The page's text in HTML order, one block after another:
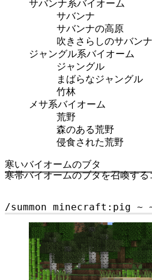
サバンナ系バイオーム
サバンナ
サバンナの高原
吹きさらしのサバンナ
ジャングル系バイオーム
ジャングル
まばらなジャングル
竹林
メサ系バイオーム
荒野
森のある荒野
侵食された荒野
寒いバイオームのブタ
寒帯バイオームのブタを召喚する
/summon minecraft:pig